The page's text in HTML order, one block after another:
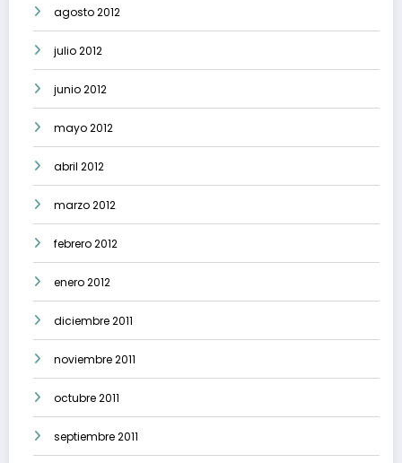
agosto 2012
julio 2012
junio 2012
mayo 2012
abril 2012
marzo 2012
febrero 2012
enero 2012
diciembre 2011
noviembre 2011
octubre 2011
septiembre 2011